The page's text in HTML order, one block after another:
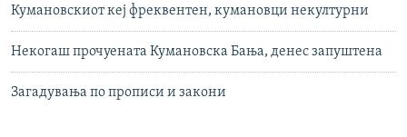
Кумановскиот кеј фреквентен, кумановци некултурни
Некогаш прочуената Кумановска Бања, денес запуштена
Загадувања по прописи и закони